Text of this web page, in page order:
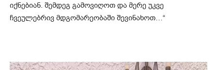
იქნებიან. შემდეგ გამოვიღოთ და მერე უკვე
ჩვეულებრივ მდგომარეობაში შევინახოთ…“
ვ